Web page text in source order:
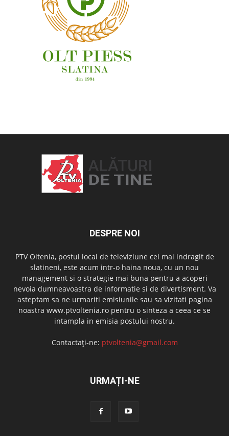
DESPRE NOI
PTV Oltenia, postul local de televiziune cel mai indragit de
slatineni, este acum intr-o haina noua, cu un nou
management si o strategie mai buna pentru a acoperi
nevoia dumneavoastra de informatie si de divertisment. Va
asteptam sa ne urmariti emisiunile sau sa vizitati pagina
noastra www.ptvoltenia.ro pentru o sinteza a ceea ce se
intampla in emisia postului nostru.
Contactați-ne: ptvoltenia@gmail.com
URMAȚI-NE